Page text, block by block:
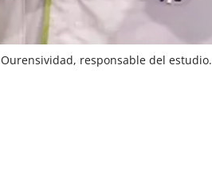
responsable del estudio.